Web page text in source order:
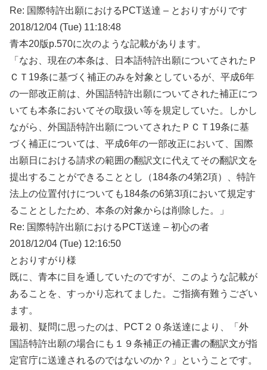
Re: 国際特許出願におけるPCT送達 – とおりすがりです
2018/12/04 (Tue) 11:18:48
青本20版p.570に次のような記載があります。
「なお、現在の本条は、日本語特許出願についてされたＰ
ＣＴ19条に基づく補正のみを対象としているが、平成6年
の一部改正前は、外国語特許出願についてされた補正につ
いても本条においてその取扱い等を規定していた。しかし
ながら、外国語特許出願についてされたＰＣＴ19条に基
づく補正については、平成6年の一部改正において、国際
出願日における請求の範囲の翻訳文に代えてその翻訳文を
提出することができることとし（184条の4第2項）、特許
法上の位置付けについても184条の6第3項において規定す
ることとしたため、本条の対象からは削除した。」
Re: 国際特許出願におけるPCT送達 – 初心の者
2018/12/04 (Tue) 12:16:50
とおりすがり様
既に、青本に目を通していたのですが、このような記載が
あることを、すっかり忘れてました。ご指摘有難うござい
ます。
最初、疑問に思ったのは、PCT２０条送達により、「外
国語特許出願の場合にも１９条補正の補正書の翻訳文が指
定官庁に送達されるのではないのか？」ということです。